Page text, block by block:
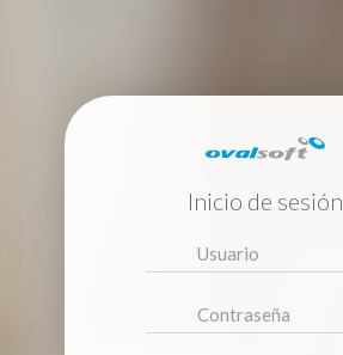
Inicio de sesión